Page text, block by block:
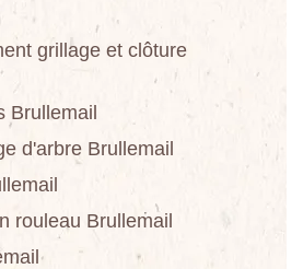
grillage et clôture
Brullemail
d'arbre Brullemail
rouleau Brullemail